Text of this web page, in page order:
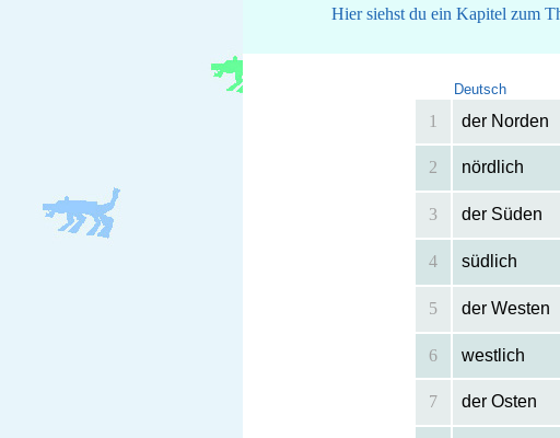
Hier siehst du ein Kapitel zum
Deutsch
1 der Norden
2 nördlich
3 der Süden
4 südlich
5 der Westen
6 westlich
7 der Osten